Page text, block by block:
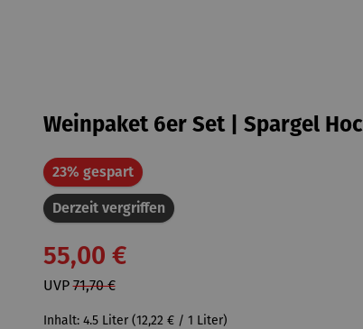
Weinpaket 6er Set | Spargel
Derzeit vergriffen
23% gespartRabatt
55,00 €
UVP71,70 €
Inhalt: 4.5 Liter (12,22 € / 1 Liter)